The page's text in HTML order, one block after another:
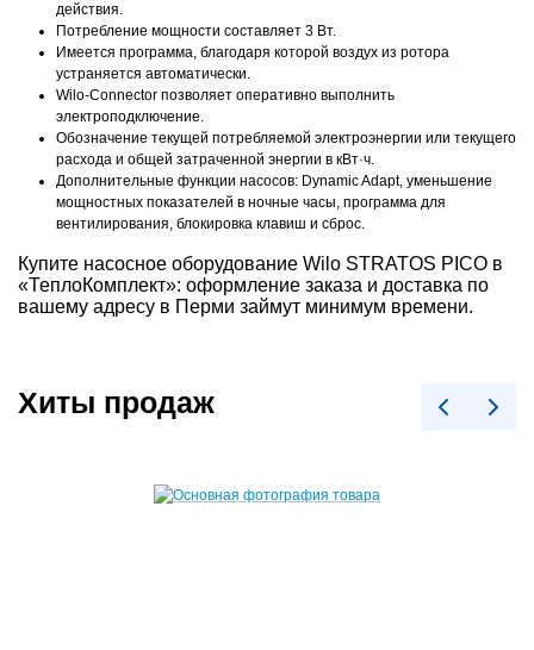
действия.
Потребление мощности составляет 3 Вт.
Имеется программа, благодаря которой воздух из ротора
устраняется автоматически.
Wilo-Connector позволяет оперативно выполнить
электроподключение.
Обозначение текущей потребляемой электроэнергии или текущего
расхода и общей затраченной энергии в кВт·ч.
Дополнительные функции насосов: Dynamic Adapt, уменьшение
мощностных показателей в ночные часы, программа для
вентилирования, блокировка клавиш и сброс.
Купите насосное оборудование Wilo STRATOS PICO в
«ТеплоКомплект»: оформление заказа и доставка по
вашему адресу в Перми займут минимум времени.
Хиты продаж